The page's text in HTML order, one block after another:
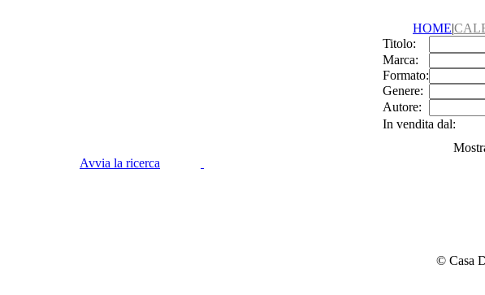
HOME|
Titolo:
Marca:
Formato:
Genere:
Autore:
In vendita dal:
Avvia la ricerca
© Casa